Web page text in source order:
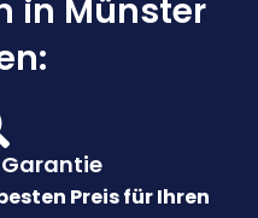
in Münster
Preis für Ihren